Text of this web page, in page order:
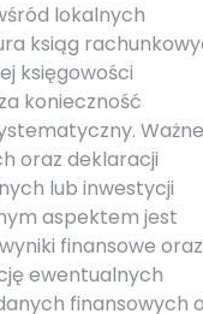
lokalnych
ksiąg
księgowości
konieczność
oraz deklaracji
lub inwestycji
aspektem jest
finansowe oraz
ewentualnych
finansowych